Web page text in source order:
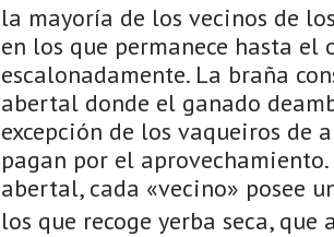
la mayoría de los vecinos de
en los que permanece hasta el
escalonadamente. La braña
abertal donde el ganado
excepción de los vaqueiros de
pagan por el
abertal, cada «vecino» posee
los que recoge yerba seca, que